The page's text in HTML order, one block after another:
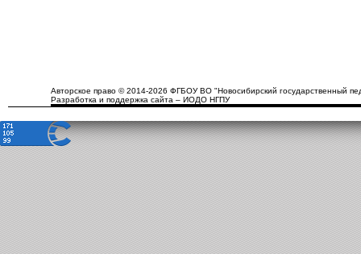
Авторское право © 2014-2026 ФГБОУ ВО "Новосибирский государственный
Разработка и поддержка сайта – ИОДО НГПУ